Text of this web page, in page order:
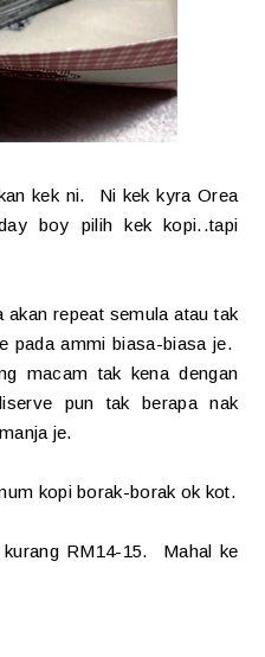
kek ni. Ni kek kyra Orea
boy pilih kek kopi..tapi
repeat semula atau tak
pada ammi biasa-biasa je.
macam tak kena dengan
pun tak berapa nak
je.
kopi borak-borak ok kot.
RM14-15. Mahal ke